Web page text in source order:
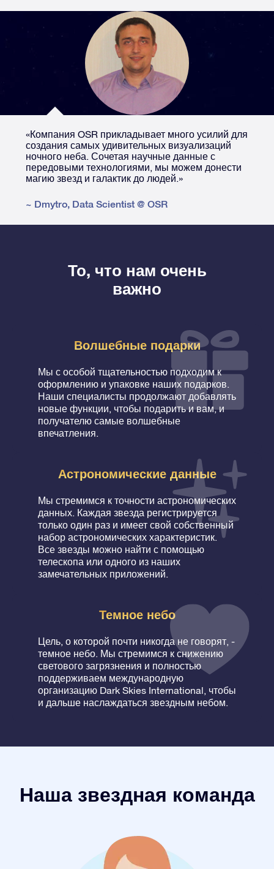
«Компания OSR прикладывает много усилий для
создания самых удивительных визуализаций
ночного неба. Сочетая научные данные с
передовыми технологиями, мы можем донести
магию звезд и галактик до людей.»
~ Dmytro, Data Scientist @ OSR
То, что нам очень
важно
Волшебные подарки
Мы с особой тщательностью подходим к
оформлению и упаковке наших подарков.
Наши специалисты продолжают добавлять
новые функции, чтобы подарить и вам, и
получателю самые волшебные
впечатления.
Астрономические данные
Мы стремимся к точности астрономических
данных. Каждая звезда регистрируется
только один раз и имеет свой собственный
набор астрономических характеристик.
Все звезды можно найти с помощью
телескопа или одного из наших
замечательных приложений.
Темное небо
Цель, о которой почти никогда не говорят, -
темное небо. Мы стремимся к снижению
светового загрязнения и полностью
поддерживаем международную
организацию Dark Skies International, чтобы
и дальше наслаждаться звездным небом.
Наша звездная команда